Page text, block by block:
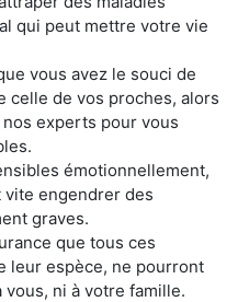
qui peut mettre votre vie
vous avez le souci de
celle de vos proches, alors
experts pour vous
émotionnellement,
engendrer des
graves.
que tous ces
leur espèce, ne pourront
ni à votre famille.